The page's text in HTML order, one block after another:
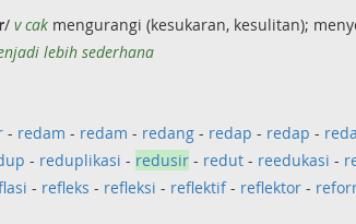
/ v cakmengurangi (kesukaran, kesulitan);
lebih sederhana
- redam - redam - redang- redap - redap -
- reduplikasi - redusir- redut- reedukasi -
- refleks - refleksi - reflektif- reflektor-